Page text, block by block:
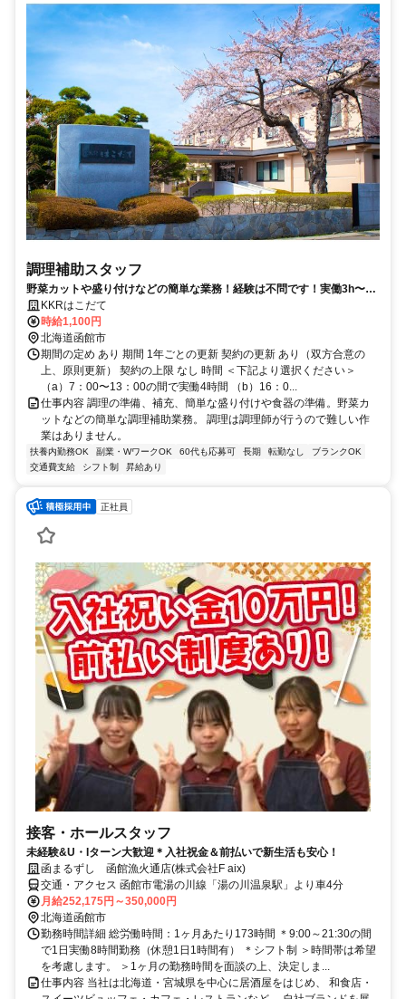
調理補助スタッフ
野菜カットや盛り付けなどの簡単な業務！経験は不問です！実働3h〜
OK！KKRはこだて
時給1,100円
北海道函館市
期間の定め あり 期間 1年ごとの更新 契約の更新 あり（双方合意の
上、原則更新） 契約の上限 なし 時間 ＜下記より選択ください＞
（a）7：00〜13：00の間で実働4時間 （b）16：0...
仕事内容 調理の準備、補充、簡単な盛り付けや食器の準備。野菜カ
ットなどの簡単な調理補助業務。 調理は調理師が行うので難しい作
業はありません。
扶養内勤務OK 副業・WワークOK 60代も応募可 長期 転勤なし
ブランクOK
交通費支給
シフト制 昇給あり
正社員
接客・ホールスタッフ
未経験&U・Iターン大歓迎＊入社祝金＆前払いで新生活も安心！
函まるずし 函館漁火通店(株式会社F aix)
交通・アクセス 函館市電湯の川線「湯の川温泉駅」より車4分
月給252,175円～350,000円
北海道函館市
勤務時間詳細 総労働時間：1ヶ月あたり173時間 ＊9:00～21:30の間
で1日実働8時間勤務（休憩1日1時間有） ＊シフト制 ＞時間帯は希望
を考慮します。 ＞1ヶ月の勤務時間を面談の上、決定しま...
仕事内容 当社は北海道・宮城県を中心に居酒屋をはじめ、 和食店・